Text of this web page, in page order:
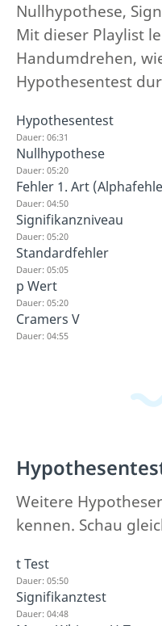
Nullhypothese,
Mit dieser Playlist
Handumdrehen,
Hypothesentest
Hypothesentest
Dauer: 06:31
Nullhypothese
Dauer: 05:20
Fehler 1. Art
Dauer: 04:50
Signifikanzniveau
Dauer: 05:20
Standardfehler
Dauer: 05:05
p Wert
Dauer: 05:20
Cramers V
Dauer: 04:55
Weitere
kennen. Schau
t Test
Dauer: 05:50
Signifikanztest
Dauer: 04:48